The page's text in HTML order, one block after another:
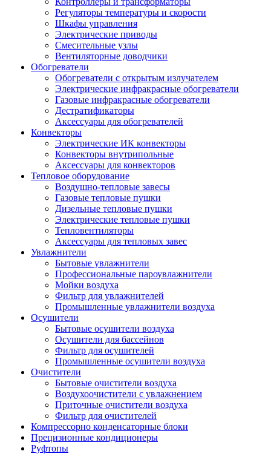
Регуляторы температуры и скорости
Шкафы управления
Электрические приводы
Смесительные узлы
Вентиляторные доводчики
Обогреватели
Обогреватели с открытым излучателем
Электрические инфракрасные обогреватели
Газовые инфракрасные обогреватели
Дестратификаторы
Аксессуары для обогревателей
Конвекторы
Электрические ИК конвекторы
Конвекторы внутрипольные
Аксессуары для конвекторов
Тепловое оборудование
Воздушно-тепловые завесы
Газовые тепловые пушки
Дизельные тепловые пушки
Электрические тепловые пушки
Тепловентиляторы
Аксессуары для тепловых завес
Увлажнители
Бытовые увлажнители
Профессиональные пароувлажнители
Мойки воздуха
Фильтр для увлажнителей
Промышленные увлажнители воздуха
Осушители
Бытовые осушители воздуха
Осушители для бассейнов
Фильтр для осушителей
Промышленные осушители воздуха
Очистители
Бытовые очистители воздуха
Воздухоочистители с увлажнением
Приточные очистители воздуха
Фильтр для очистителей
Компрессорно конденсаторные блоки
Прецизионные кондиционеры
Руфтопы